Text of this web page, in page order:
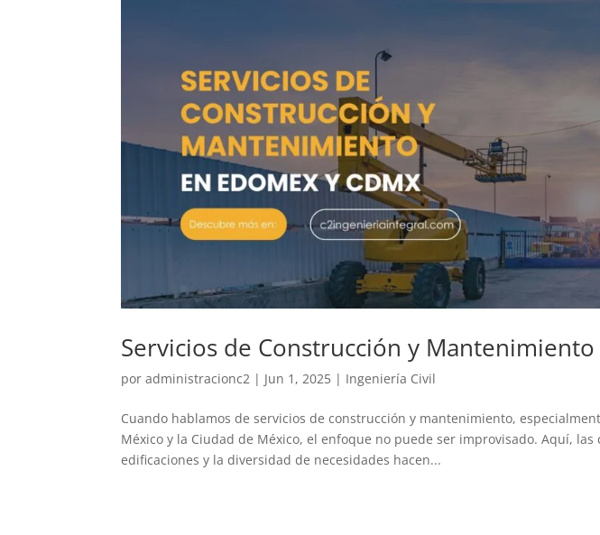
Servicios de Construcción y
poradministracionc2 | Jun 1, 2025 | Ingeniería Civil
Cuando hablamos de servicios de construcción y mantenimiento,
México y la Ciudad de México, el enfoque no puede ser improvisado. Aquí,
edificaciones y la diversidad de necesidades hacen...